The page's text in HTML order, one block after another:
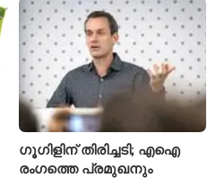
അനുമതിയില്ലാത്ത
ലിഫ്റ്റുകൾക്ക്
ഹൈക്കോടതിയുടെ വിലക്ക്
ഗൂഗിളിന് തിരിച്ചടി; എഐ
രംഗത്തെ പ്രമുഖനും